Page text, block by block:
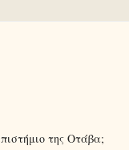
της Οτάβα;